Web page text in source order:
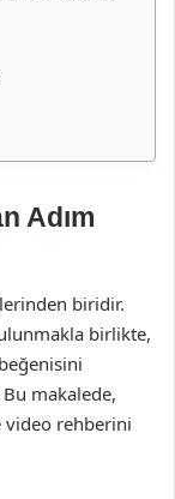
Adım
biridir.
birlikte,
makalede,
video rehberini